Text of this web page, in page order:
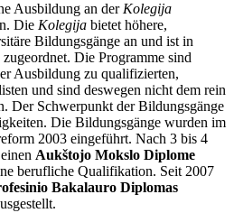
Ausbildung an der Kolegija
Die Kolegija bietet höhere,
Bildungsgänge an und ist in
Die Programme sind
Ausbildung zu qualifizierten,
und sind deswegen nicht dem rein
Der Schwerpunkt der Bildungsgänge
Die Bildungsgänge wurden im
2003 eingeführt. Nach 3 bis 4
Aukštojo Mokslo Diplome
berufliche Qualifikation. Seit 2007
Bakalauro Diplomas